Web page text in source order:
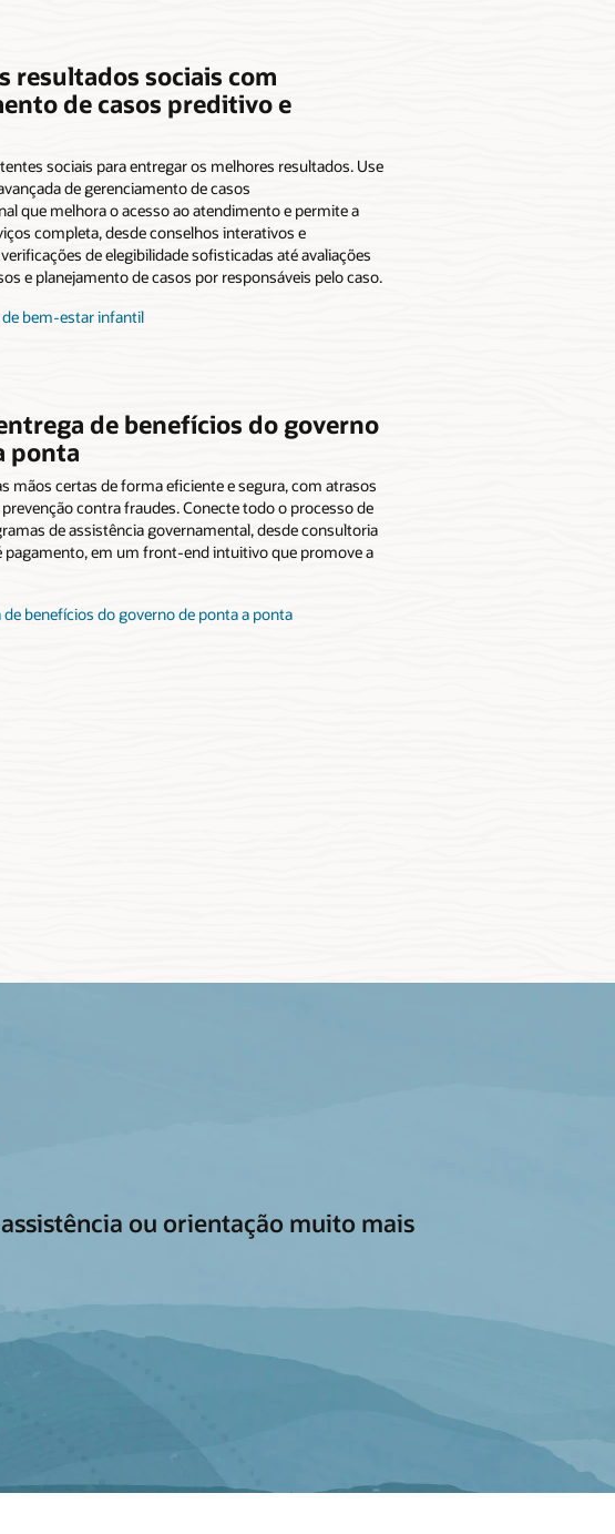
resultados sociais com
de casos preditivo e
sociais para entregar os melhores resultados. Use
de gerenciamento de casos
que melhora o acesso ao atendimento e permite a
completa, desde conselhos interativos e
de elegibilidade sofisticadas até avaliações
e planejamento de casos por responsáveis ​​pelo caso.
bem-estar infantil
de benefícios do governo
ponta
mãos certas de forma eficiente e segura, com atrasos
contra fraudes. Conecte todo o processo de
de assistência governamental, desde consultoria
pagamento, em um front-end intuitivo que promove a
de benefícios do governo de ponta a ponta
ou orientação muito mais